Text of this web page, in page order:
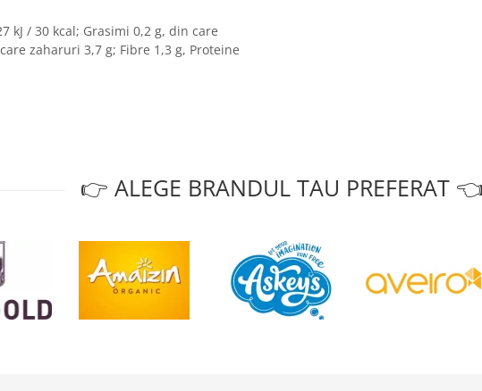
kJ / 30 kcal; Grasimi 0,2 g, din care
zaharuri 3,7 g; Fibre 1,3 g, Proteine
👉 ALEGE BRANDUL TAU PREFERAT